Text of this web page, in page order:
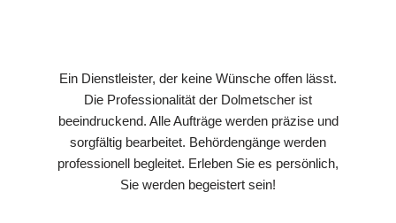
Ein Dienstleister, der keine Wünsche offen lässt.
Die Professionalität der Dolmetscher ist
beeindruckend. Alle Aufträge werden präzise und
sorgfältig bearbeitet. Behördengänge werden
professionell begleitet. Erleben Sie es persönlich,
Sie werden begeistert sein!